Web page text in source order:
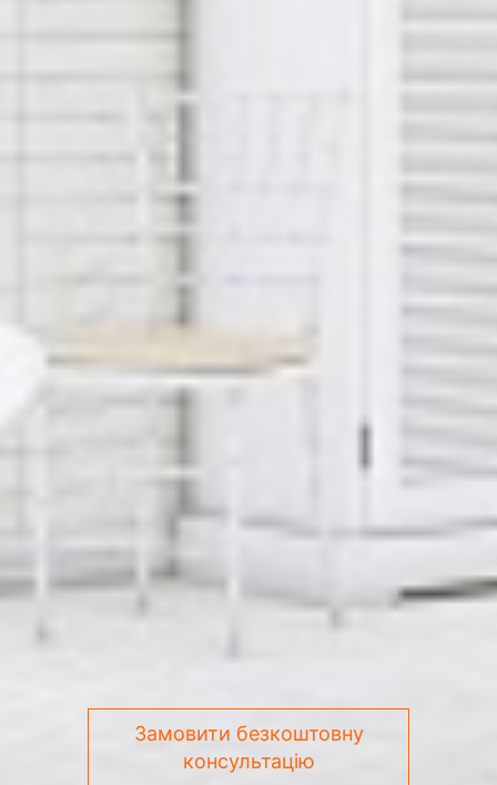
Замовити безкоштовну
консультацію